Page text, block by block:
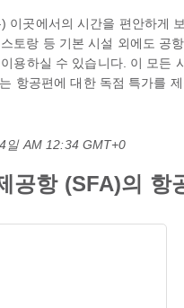
이곳에서의 시간을 편안하게
토랑 등 기본 시설 외에도 공
용하실 수 있습니다. 이 모든
항공편에 대한 독점 특가를
일 AM 12:34 GMT+0
공항 (SFA)의 항